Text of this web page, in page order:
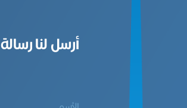
أرسل لنا رسالة